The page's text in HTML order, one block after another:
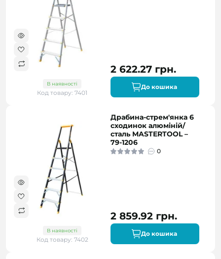
В наявності
Код товару: 7401
2 622.27 грн.
До кошика
В наявності
Код товару: 7402
Драбина-стрем'янка 6
сходинок алюміній/
сталь MASTERTOOL –
79-1206
0
2 859.92 грн.
До кошика